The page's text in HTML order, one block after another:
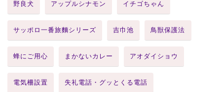
野良犬 アップルシナモン イチゴちゃん
サッポロ一番旅麵シリーズ 吉巾池 鳥獣保護法
蜂にご用心 まかないカレー アオダイショウ
電気柵設置 失礼電話・グッとくる電話